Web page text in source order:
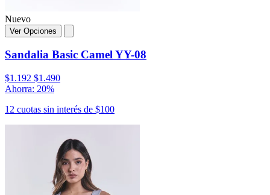
Nuevo
Ver Opciones
Sandalia Basic Camel YY-08
$1.192 $1.490
Ahorra: 20%
12 cuotas sin interés de $100